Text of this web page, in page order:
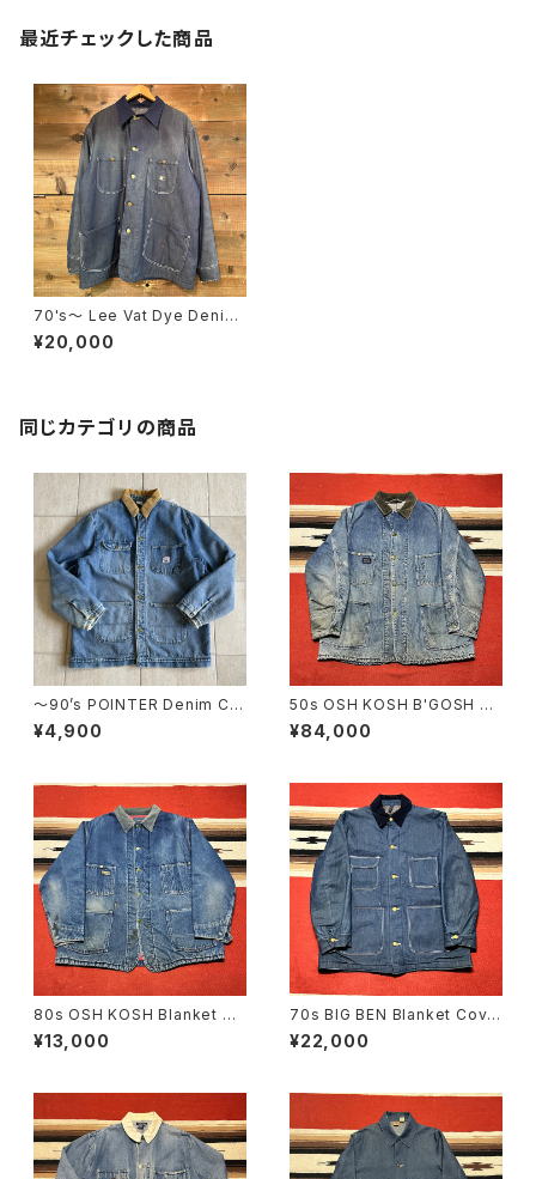
最近チェックした商品
70's〜 Lee Vat Dye Denim
Chore Jacket USA MADE
¥20,000
同じカテゴリの商品
〜90’s POINTER Denim Co
ver All
¥4,900
50s OSH KOSH B'GOSH De
nim Chore Jacket
¥84,000
80s OSH KOSH Blanket Co
verall size 48
¥13,000
70s BIG BEN Blanket Cove
rall size 40
¥22,000